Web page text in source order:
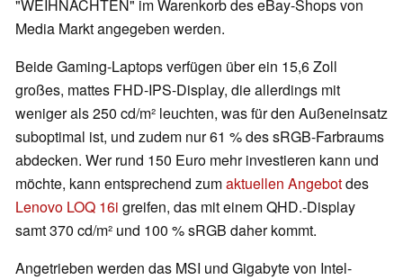
"WEIHNACHTEN" im Warenkorb des eBay-Shops von
Media Markt angegeben werden.
Beide Gaming-Laptops verfügen über ein 15,6 Zoll
großes, mattes FHD-IPS-Display, die allerdings mit
weniger als 250 cd/m² leuchten, was für den Außeneinsatz
suboptimal ist, und zudem nur 61 % des sRGB-Farbraums
abdecken. Wer rund 150 Euro mehr investieren kann und
möchte, kann entsprechend zumaktuellen Angebotdes
Lenovo LOQ 16i greifen, das mit einem QHD.-Display
samt 370 cd/m² und 100 % sRGB daher kommt.
Angetrieben werden das MSI und Gigabyte von Intel-